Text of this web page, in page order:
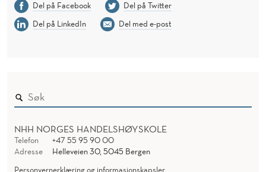
Del på Facebook
Del på Twitter
Del på LinkedIn
Del med e-post
NHH NORGES HANDELSHØYSKOLE
Telefon
+47 55 95 90 00
Adresse
Helleveien 30, 5045 Bergen
Personvernerklæring og informasjonskapsler